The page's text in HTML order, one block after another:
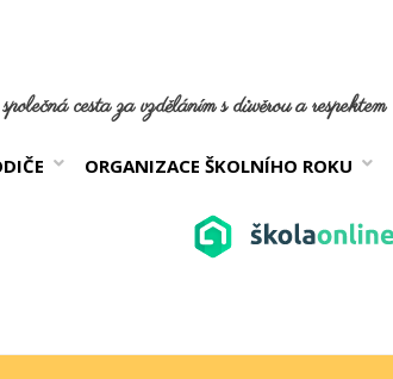
cesta za vzděláním s důvěrou a respektem
ORGANIZACE ŠKOLNÍHO ROKU